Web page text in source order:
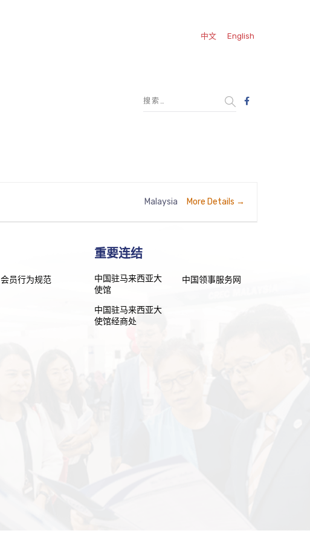
中文 English
Malaysia More Details
会员行为规范
重要连结
中国驻马来西亚大
使馆
中国领事服务网
中国驻马来西亚大
使馆经商处